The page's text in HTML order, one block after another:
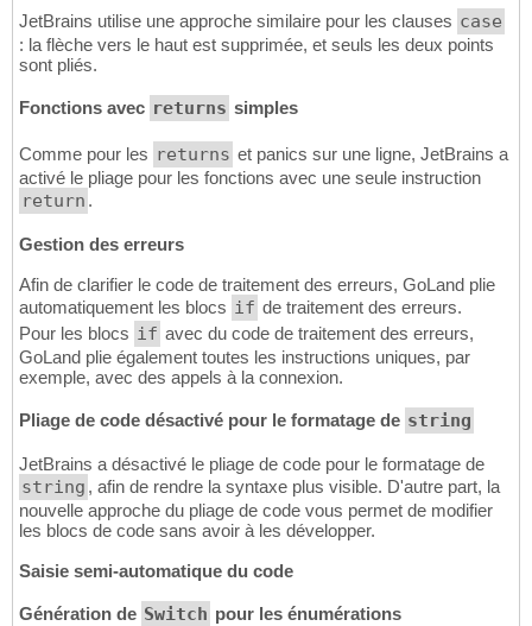
JetBrains utilise une approche similaire pour les clauses case
: la flèche vers le haut est supprimée, et seuls les deux points
sont pliés.
Fonctions avec returns simples
Comme pour les returns et panics sur une ligne, JetBrains a
activé le pliage pour les fonctions avec une seule instruction
return .
Gestion des erreurs
Afin de clarifier le code de traitement des erreurs, GoLand plie
automatiquement les blocs if de traitement des erreurs.
Pour les blocs if avec du code de traitement des erreurs,
GoLand plie également toutes les instructions uniques, par
exemple, avec des appels à la connexion.
Pliage de code désactivé pour le formatage de string
JetBrains a désactivé le pliage de code pour le formatage de
string , afin de rendre la syntaxe plus visible. D'autre part, la
nouvelle approche du pliage de code vous permet de modifier
les blocs de code sans avoir à les développer.
Saisie semi-automatique du code
Génération de Switch pour les énumérations